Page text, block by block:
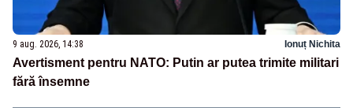
9 aug. 2026, 14:38 Ionuț Nichita
Avertisment pentru NATO: Putin ar putea trimite militari
fără însemne